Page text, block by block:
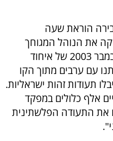
הוראת שעה
את הנוהל המגוחך
והכמעט אובדני שהיה עד נובמבר 2003 של איחוד
עם ערבים מתוך הקו
תעודות זהות ישראליות.
אלף כלולים במפקד
את התעודה הפלשתינית